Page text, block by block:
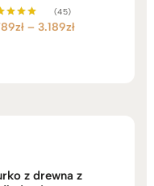
(45)
zł – 3.189złZakres
z drewna z